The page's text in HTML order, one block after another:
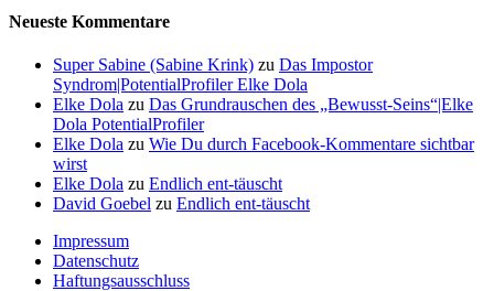
Neueste Kommentare
Super Sabine (Sabine Krink) zu Das Impostor
Syndrom|PotentialProfiler Elke Dola
Elke Dola zu Das Grundrauschen des „Bewusst-Seins“|Elke
Dola PotentialProfiler
Elke Dola zu Wie Du durch Facebook-Kommentare sichtbar
wirst
Elke Dola zu Endlich ent-täuscht
David Goebel zu Endlich ent-täuscht
Impressum
Datenschutz
Haftungsausschluss